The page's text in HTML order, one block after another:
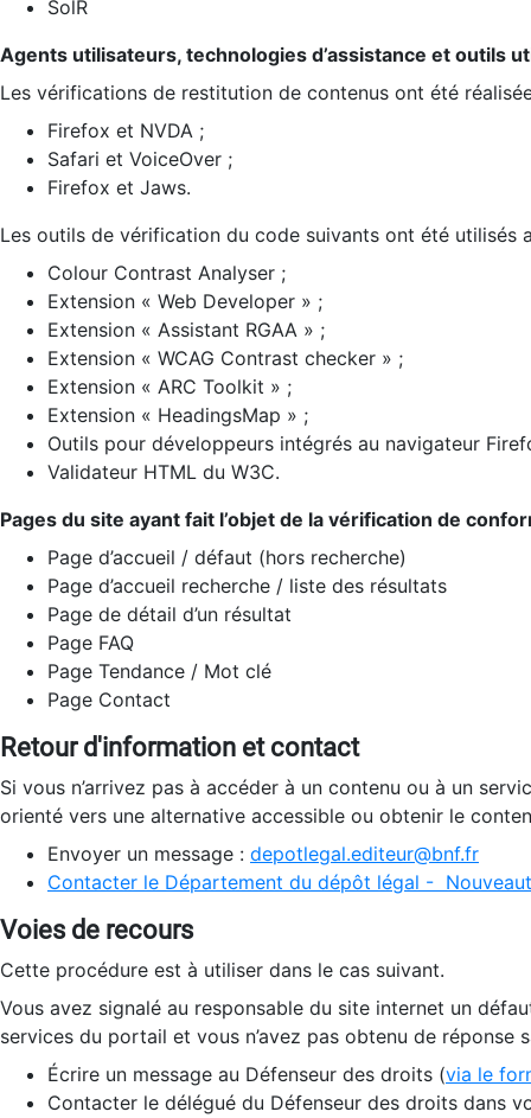
SolR
Agents utilisateurs, technologies d’assistance et outils
Les vérifications de restitution de contenus ont été
Firefox et NVDA ;
Safari et VoiceOver ;
Firefox et Jaws.
Les outils de vérification du code suivants ont été utilisés
Colour Contrast Analyser ;
Extension « Web Developer » ;
Extension « Assistant RGAA » ;
Extension « WCAG Contrast checker » ;
Extension « ARC Toolkit » ;
Extension « HeadingsMap » ;
Outils pour développeurs intégrés au navigateur
Validateur HTML du W3C.
Pages du site ayant fait l’objet de la vérification de
Page d’accueil / défaut (hors recherche)
Page d’accueil recherche / liste des résultats
Page de détail d’un résultat
Page FAQ
Page Tendance / Mot clé
Page Contact
Retour d'information et contact
Si vous n’arrivez pas à accéder à un contenu ou à un
orienté vers une alternative accessible ou obtenir le
Envoyer un message : depotlegal.editeur@bnf.fr
Contacter le Département du dépôt légal -
Voies de recours
Cette procédure est à utiliser dans le cas suivant.
Vous avez signalé au responsable du site internet un
services du portail et vous n’avez pas obtenu de réponse
Écrire un message au Défenseur des droits (via le
Contacter le délégué du Défenseur des droits dans